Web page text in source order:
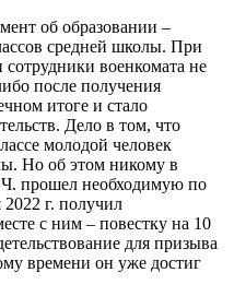
об образовании –
средней школы. При
военкомата не
после получения
итоге и стало
Дело в том, что
молодой человек
Но об этом никому в
прошел необходимую по
г. получил
с ним – повестку на 10
для призыва
времени он уже достиг